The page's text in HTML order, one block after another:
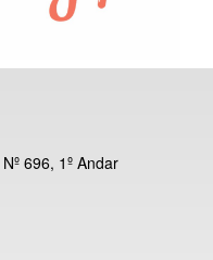
696, 1º Andar